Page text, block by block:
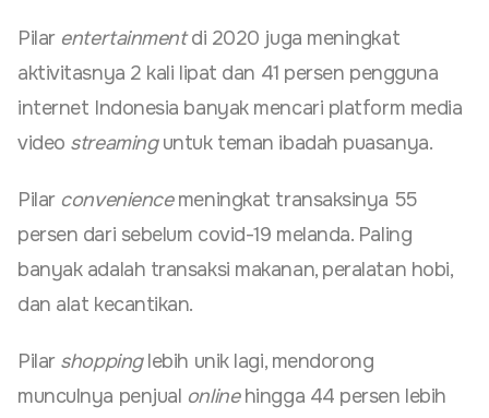
Pilar entertainmentdi 2020 juga meningkat
aktivitasnya 2 kali lipat dan 41 persen pengguna
internet Indonesia banyak mencari platform media
video streaminguntuk teman ibadah puasanya.
Pilar conveniencemeningkat transaksinya 55
persen dari sebelum covid-19 melanda. Paling
banyak adalah transaksi makanan, peralatan hobi,
dan alat kecantikan.
Pilar shoppinglebih unik lagi, mendorong
munculnya penjual onlinehingga 44 persen lebih